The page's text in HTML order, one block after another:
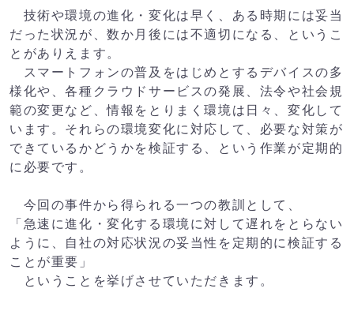
技術や環境の進化・変化は早く、ある時期には妥当
だった状況が、数か月後には不適切になる、というこ
とがありえます。
スマートフォンの普及をはじめとするデバイスの多
様化や、各種クラウドサービスの発展、法令や社会規
範の変更など、情報をとりまく環境は日々、変化して
います。それらの環境変化に対応して、必要な対策が
できているかどうかを検証する、という作業が定期的
に必要です。
今回の事件から得られる一つの教訓として、
「急速に進化・変化する環境に対して遅れをとらない
ように、自社の対応状況の妥当性を定期的に検証する
ことが重要」
ということを挙げさせていただきます。